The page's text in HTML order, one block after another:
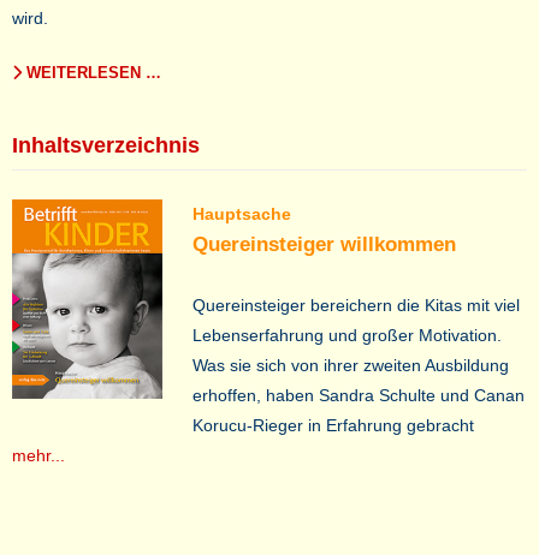
wird.
WEITERLESEN …
Inhaltsverzeichnis
Hauptsache
Quereinsteiger willkommen
Quereinsteiger bereichern die Kitas mit viel
Lebenserfahrung und großer Motivation.
Was sie sich von ihrer zweiten Ausbildung
erhoffen, haben Sandra Schulte und Canan
Korucu-Rieger in Erfahrung gebracht
mehr...